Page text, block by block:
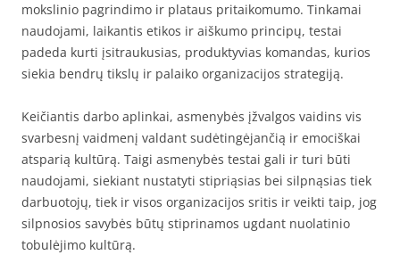
mokslinio pagrindimo ir plataus pritaikomumo. Tinkamai
naudojami, laikantis etikos ir aiškumo principų, testai
padeda kurti įsitraukusias, produktyvias komandas, kurios
siekia bendrų tikslų ir palaiko organizacijos strategiją.
Keičiantis darbo aplinkai, asmenybės įžvalgos vaidins vis
svarbesnį vaidmenį valdant sudėtingėjančią ir emociškai
atsparią kultūrą. Taigi asmenybės testai gali ir turi būti
naudojami, siekiant nustatyti stipriąsias bei silpnąsias tiek
darbuotojų, tiek ir visos organizacijos sritis ir veikti taip, jog
silpnosios savybės būtų stiprinamos ugdant nuolatinio
tobulėjimo kultūrą.